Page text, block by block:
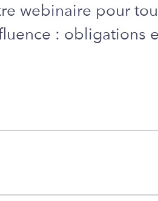
webinaire pour
: obligations